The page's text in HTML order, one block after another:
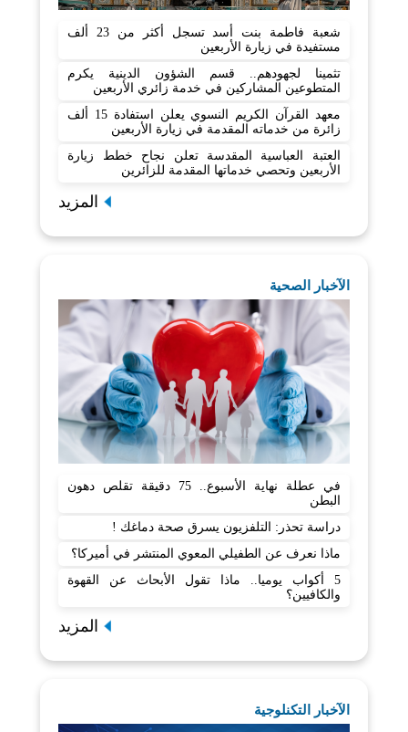
شعبة فاطمة بنت أسد تسجل أكثر من 23 ألف
مستفيدة في زيارة الأربعين
تثمينا لجهودهم.. قسم الشؤون الدينية يكرم
المتطوعين المشاركين في خدمة زائري الأربعين
معهد القرآن الكريم النسوي يعلن استفادة 15 ألف
زائرة من خدماته المقدمة في زيارة الأربعين
العتبة العباسية المقدسة تعلن نجاح خطط زيارة
الأربعين وتحصي خدماتها المقدمة للزائرين
المزيد
الآخبار الصحية
في عطلة نهاية الأسبوع.. 75 دقيقة تقلص دهون
البطن
دراسة تحذر: التلفزيون يسرق صحة دماغك !
ماذا نعرف عن الطفيلي المعوي المنتشر في أميركا؟
5 أكواب يوميا.. ماذا تقول الأبحاث عن القهوة
والكافيين؟
المزيد
الآخبار التكنلوجية